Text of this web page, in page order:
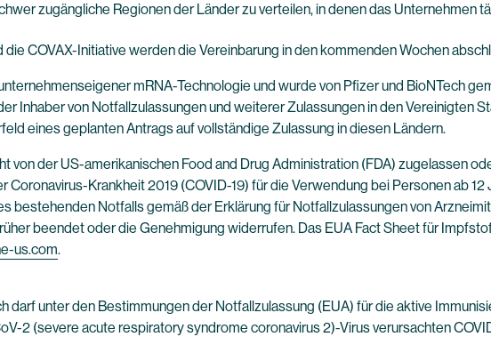
zugängliche Regionen der Länder zu verteilen, in denen das Unternehmen
COVAX-Initiative werden die Vereinbarung in den kommenden Wochen
mRNA-Technologie und wurde von Pfizer und BioNTech
Inhaber von Notfallzulassungen und weiterer Zulassungen in den Vereinigten
eines geplanten Antrags auf vollständige Zulassung in diesen Ländern.
von der US-amerikanischen Food and Drug Administration (FDA) zugelassen
Krankheit 2019 (COVID-19) für die Verwendung bei Personen ab
bestehenden Notfalls gemäß der Erklärung für Notfallzulassungen von
beendet oder die Genehmigung widerrufen. Das EUA Fact Sheet für
us.com.
darf unter den Bestimmungen der Notfallzulassung (EUA) für die aktive
2 (severe acute respiratory syndrome coronavirus 2)-Virus verursachten